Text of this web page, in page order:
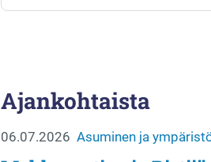
Ajankohtaista
06.07.2026 Asuminen ja